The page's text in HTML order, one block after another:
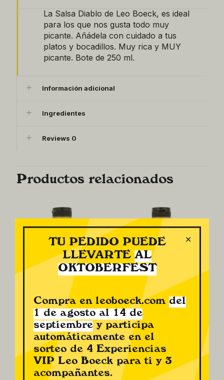
La Salsa Diablo de Leo Boeck, es ideal
para los que nos gusta todo muy
picante. Añádela con cuidado a tus
platos y bocadillos. Muy rica y MUY
picante. Bote de 250 ml.
Información adicional
Ingredientes
Reviews 0
Productos relacionados
Salsa de
Mostaza
3,80€
Salsa
4,84
✕
TU PEDIDO PUEDE
LLEVARTE AL
OKTOBERFEST
Compra en leoboeck.com del
1 de agosto al 14 de
septiembrey participa
automáticamente en el
sorteo de 4 Experiencias
VIP Leo Boeck para ti y 3
acompañantes.